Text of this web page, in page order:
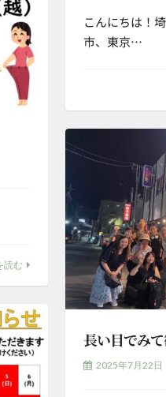
読む
こんにちは！
市、東京…
長い目でみ
2025年7月22日